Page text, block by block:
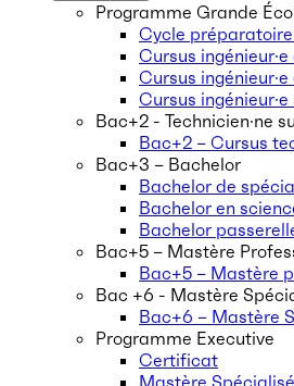
Programme Grande
Cycle
Cursus ingénieur·e
Cursus ingénieur·e
Cursus
Bac+2 - Technicien·ne
Bac+2 – Cursus
Bac+3 – Bachelor
Bachelor de
Bachelor en
Bachelor
Bac+5 – Mastère
Bac+5 – Mastère
Bac +6 - Mastère
Bac+6 – Mastère
Programme Executive
Certificat
Mastère